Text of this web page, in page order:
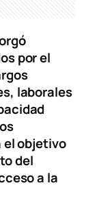
por el
laborales
el objetivo
del
a la